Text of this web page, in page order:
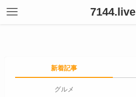
7144.live
新着記事
グルメ